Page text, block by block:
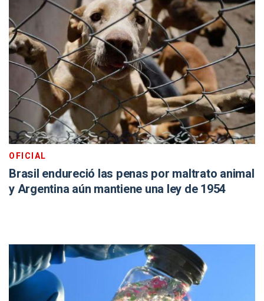
OFICIAL
Brasil endureció las penas por maltrato animal
y Argentina aún mantiene una ley de 1954